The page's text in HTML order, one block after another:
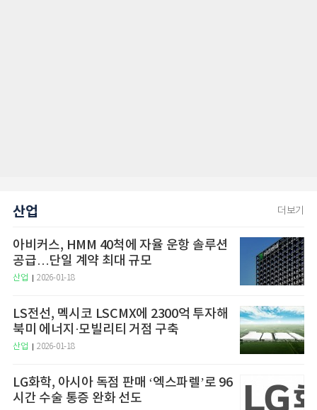
산업 더보기
아비커스, HMM 40척에 자율 운항 솔루션
공급…단일 계약 최대 규모
산업 2026-01-18
LS전선, 멕시코 LSCMX에 2300억 투자해
북미 에너지·모빌리티 거점 구축
산업 2026-01-18
LG화학, 아시아 독점 판매 ‘엑스파렐’로 96
시간 수술 통증 완화 선도